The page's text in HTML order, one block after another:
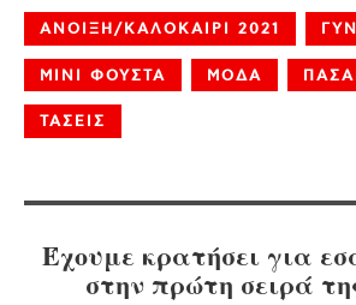
ΑΝΟΙΞΗ/ΚΑΛΟΚΑΙΡΙ 2021
ΜΙΝΙ ΦΟΥΣΤΑ ΜΟΔΑ
ΤΑΣΕΙΣ
Έχουμε κρατήσει για
στην πρώτη σειρά